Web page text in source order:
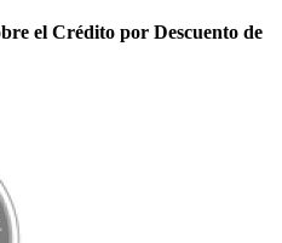
el Crédito por Descuento de